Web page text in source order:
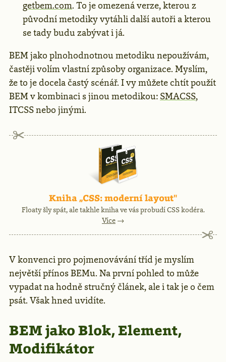
getbem.com. To je omezená verze, kterou z
původní metodiky vytáhli další autoři a kterou
se tady budu zabývat i já.
BEM jako plnohodnotnou metodiku nepoužívám,
častěji volím vlastní způsoby organizace. Myslím,
že to je docela častý scénář. I vy můžete chtít použít
BEM v kombinaci s jinou metodikou: SMACSS,
ITCSS nebo jinými.
Kniha „CSS: moderní layout"
Floaty šly spát, ale takhle kniha ve vás probudí CSS kodéra.
Více →
V konvenci pro pojmenovávání tříd je myslím
největší přínos BEMu. Na první pohled to může
vypadat na hodně stručný článek, ale i tak je o čem
psát. Však hned uvidíte.
BEM jako Blok, Element,
Modifikátor